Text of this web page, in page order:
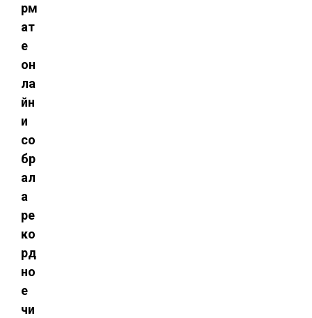
рм
ат
е
он
ла
йн
и
со
бр
ал
а
ре
ко
рд
но
е
чи